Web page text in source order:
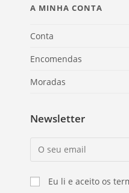
A MINHA CONTA
Conta
Encomendas
Moradas
Newsletter
Eu li e aceito os